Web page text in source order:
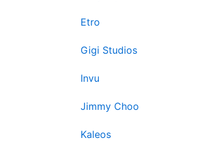
Etro
Gigi Studios
Invu
Jimmy Choo
Kaleos